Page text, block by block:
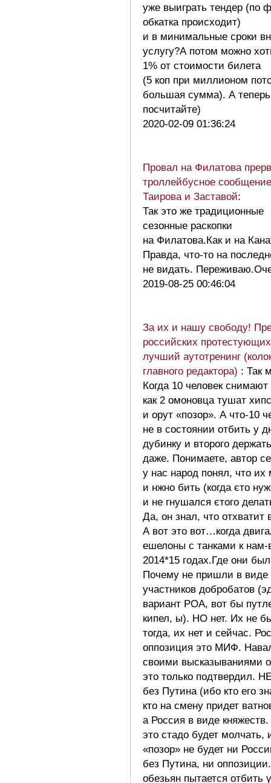
уже выиграть тендер (по
обкатка происходит)
и в минимальные сроки
услугу?А потом можно
1% от стоимости билета
(5 коп при миллионом
большая сумма). А
посчитайте)
2020-02-09 01:36:24
Провал на Филатова
троллейбусное
Таирова и Заставой:
Так это же традиционные
сезонные раскопки
на Филатова.Как и на
Правда, что-то на
не видать.
2019-08-25 00:46:04
За их и нашу свободу!
российских
лучший аутотренинг
главного редактора) : Так
Когда 10 человек снимают
как 2 омоновца тушат
и орут «позор». А что-10
не в состоянии отбить у
дубинку и второго
даже. Понимаете, автор
у нас народ понял, что их
и нжно бить (когда єто
и не гнушался єтого
Да, он знал, что отхватит
А вот это вот…когда
ешелоны с танками к нам-
2014*15 годах.Где они
Почему не пришли в виде
участников добробатов
вариант РОА, вот бы
кипел, ы). НО нет. Их не
тогда, их нет и сейчас.
оппозиция это МИФ.
своими высказываниями
это только подтвердил.
без Путина (ибо кто его
кто на смену придет
а Россия в виде княжеств.
это стадо будет молчать,
«позор» не будет ни
без Путина, ни
обезьян пытается отбить